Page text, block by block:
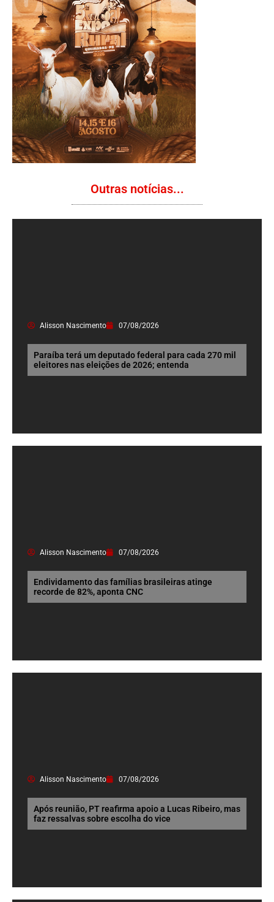
Outras notícias...
Alisson Nascimento 07/08/2026
Paraíba terá um deputado federal para cada 270 mil
eleitores nas eleições de 2026; entenda
Alisson Nascimento 07/08/2026
Endividamento das famílias brasileiras atinge
recorde de 82%, aponta CNC
Alisson Nascimento 07/08/2026
Após reunião, PT reafirma apoio a Lucas Ribeiro, mas
faz ressalvas sobre escolha do vice